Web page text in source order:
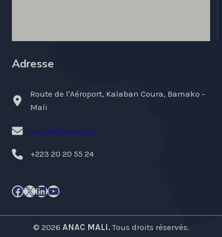
Adresse
Route de l'Aéroport, Kalaban Coura, Bamako -
Mali
survol@anac.ml
+223 20 20 55 24
Facebook
X LinkedIn
YouTube
© 2026 ANAC MALI. Tous droits réservés.